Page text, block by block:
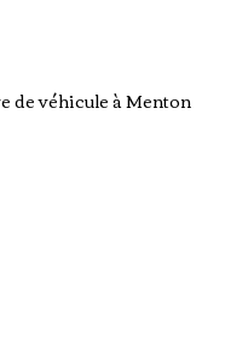
de véhicule à Menton